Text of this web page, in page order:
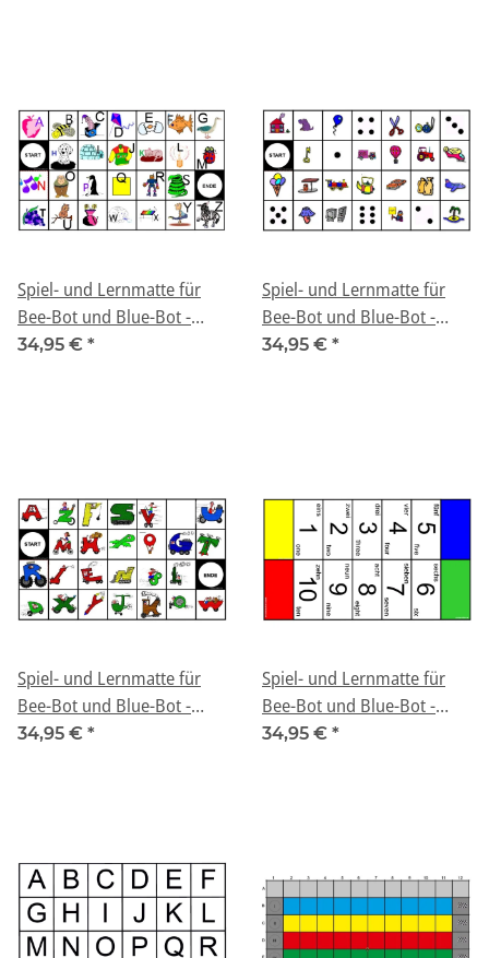
Spiel- und Lernmatte für
Bee-Bot und Blue-Bot -
"Begriffe mit Buchstaben A-
34,95 € *
Spiel- und Lernmatte für
Bee-Bot und Blue-Bot -
"Begriffe und Würfel"
34,95 € *
Spiel- und Lernmatte für
Bee-Bot und Blue-Bot -
"Lustiges ABC"
34,95 € *
Spiel- und Lernmatte für
Bee-Bot und Blue-Bot -
"Zählen lernen - Deutsch
34,95 € *